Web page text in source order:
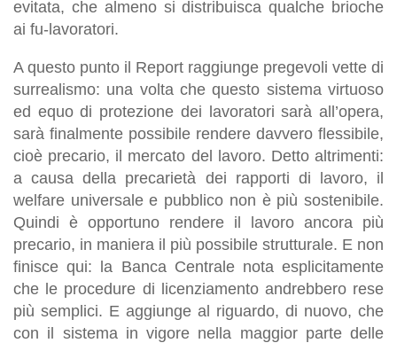
evitata, che almeno si distribuisca qualche brioche
ai fu-lavoratori.
A questo punto il Report raggiunge pregevoli vette di
surrealismo: una volta che questo sistema virtuoso
ed equo di protezione dei lavoratori sarà all’opera,
sarà finalmente possibile rendere davvero flessibile,
cioè precario, il mercato del lavoro. Detto altrimenti:
a causa della precarietà dei rapporti di lavoro, il
welfare universale e pubblico non è più sostenibile.
Quindi è opportuno rendere il lavoro ancora più
precario, in maniera il più possibile strutturale. E non
finisce qui: la Banca Centrale nota esplicitamente
che le procedure di licenziamento andrebbero rese
più semplici. E aggiunge al riguardo, di nuovo, che
con il sistema in vigore nella maggior parte delle